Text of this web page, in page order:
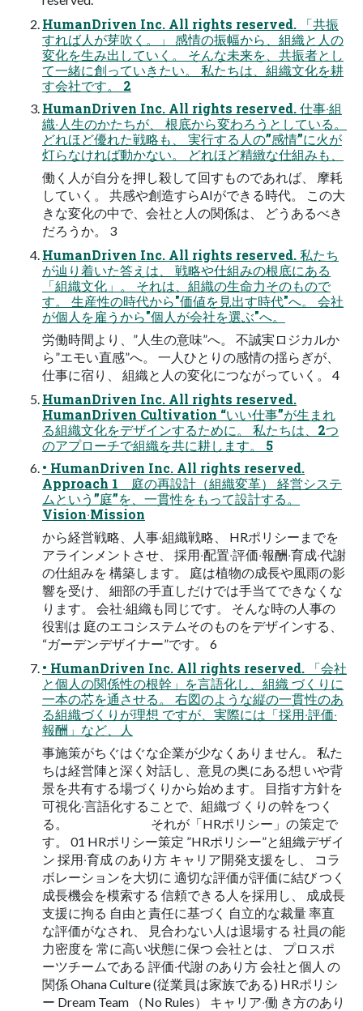
HumanDriven Inc. All rights reserved. 「共振
すれば⼈が芽吹く。」 感情の振幅から、組織と⼈の
変化を⽣み出していく。 そんな未来を、共振者とし
て⼀緒に創っていきたい。 私たちは、組織⽂化を耕
す会社です。 2
HumanDriven Inc. All rights reserved. 仕事‧組
織‧⼈⽣のかたちが、 根底から変わろうとしている。
どれほど優れた戦略も、 実⾏する⼈の”感情”に⽕が
灯らなければ動かない。 どれほど精緻な仕組みも、
働く⼈が⾃分を押し殺して回すものであれば、 摩耗
していく。 共感や創造すらAIができる時代。 この⼤
きな変化の中で、会社と⼈の関係は、 どうあるべき
だろうか。 3
HumanDriven Inc. All rights reserved. 私たち
が辿り着いた答えは、 戦略や仕組みの根底にある
「組織⽂化」。 それは、組織の⽣命⼒そのもので
す。 ⽣産性の時代から"価値を⾒出す時代"へ。 会社
が個⼈を雇うから"個⼈が会社を選ぶ"へ。
労働時間より、”⼈⽣の意味”へ。 不誠実ロジカルか
ら”エモい直感”へ。 ⼀⼈ひとりの感情の揺らぎが、
仕事に宿り、 組織と⼈の変化につながっていく。 4
HumanDriven Inc. All rights reserved.
HumanDriven Cultivation “いい仕事”が⽣まれ
る組織⽂化をデザインするために。 私たちは、2つ
のアプローチで組織を共に耕します。 5
• HumanDriven Inc. All rights reserved.
Approach 1 庭の再設計（組織変⾰） 経営システ
ムという”庭”を、⼀貫性をもって設計する。
Vision‧Mission
から経営戦略、⼈事‧組織戦略、 HRポリシーまでを
アラインメントさせ、 採⽤‧配置‧評価‧報酬‧育成‧代謝
の仕組みを 構築します。 庭は植物の成⻑や⾵⾬の影
響を受け、 細部の⼿直しだけでは⼿当てできなくな
ります。 会社‧組織も同じです。 そんな時の⼈事の
役割は 庭のエコシステムそのものをデザインする、
“ガーデンデザイナー”です。 6
• HumanDriven Inc. All rights reserved. 「会社
と個⼈の関係性の根幹」を⾔語化し、組織 づくりに
⼀本の芯を通させる。 右図のような縦の⼀貫性のあ
る組織づくりが理想 ですが、実際には「採⽤‧評価‧
報酬」など、⼈
事施策がちぐはぐな企業が少なくありません。 私た
ちは経営陣と深く対話し、意⾒の奥にある想 いや背
景を共有する場づくりから始めます。 ⽬指す⽅針を
可視化‧⾔語化することで、組織づ くりの幹をつく
る。 それが「HRポリシー」の策定で
す。 01 HRポリシー策定 ”HRポリシー”と組織デザイ
ン 採⽤‧育成 のあり⽅ キャリア開発⽀援をし、 コラ
ボレーションを⼤切に 適切な評価が評価に結び つく
成⻑機会を模索する 信頼できる⼈を採⽤し、 成成⻑
⽀援に拘る ⾃由と責任に基づく ⾃⽴的な裁量 率直
な評価がなされ、 ⾒合わない⼈は退場する 社員の能
⼒密度を 常に⾼い状態に保つ 会社とは、 プロスポ
ーツチームである 評価‧代謝 のあり⽅ 会社と個⼈ の
関係 Ohana Culture (従業員は家族である) HRポリシ
ー Dream Team （No Rules） キャリア‧働 き⽅のあり